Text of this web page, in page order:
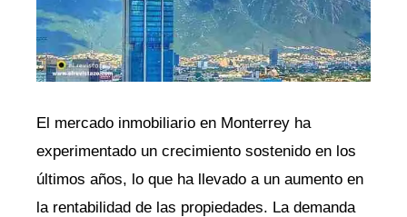
El mercado inmobiliario en Monterrey ha
experimentado un crecimiento sostenido en los
últimos años, lo que ha llevado a un aumento en
la rentabilidad de las propiedades. La demanda